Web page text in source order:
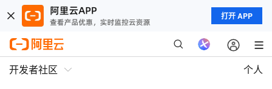
打开 APP
开发者社区 个人